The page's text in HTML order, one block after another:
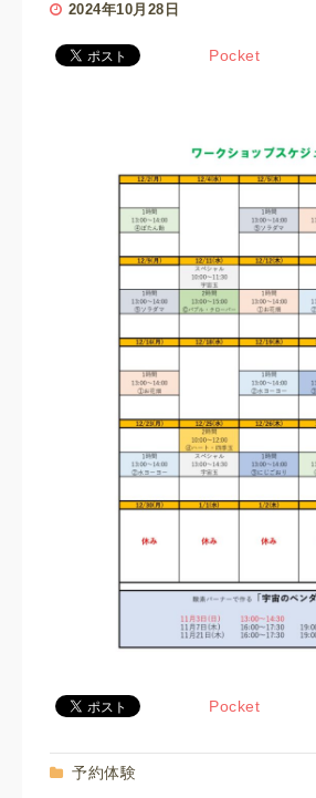
2024年10月28日
Pocket
Pocket
予約体験